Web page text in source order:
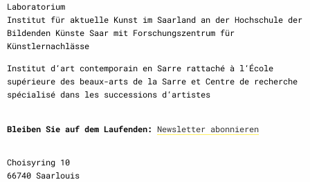
Laboratorium
Institut für aktuelle Kunst im Saarland an der Hochschule der
Bildenden Künste Saar mit Forschungszentrum für
Künstlernachlässe
Institut d‘art contemporain en Sarre rattaché à l‘École
supérieure des beaux-arts de la Sarre et Centre de recherche
spécialisé dans les successions d‘artistes
Bleiben Sie auf dem Laufenden: Newsletter abonnieren
Choisyring 10
66740 Saarlouis